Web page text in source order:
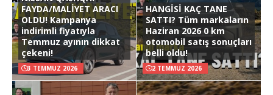
FAYDA/MALİYET ARACI
OLDU! Kampanya
indirimli fiyatıyla
Temmuz ayının dikkat
çekeni!
3 TEMMUZ 2026
HANGİSİ KAÇ TANE
SATTI? Tüm markaların
Haziran 2026 0 km
otomobil satış sonuçları
belli oldu!
2 TEMMUZ 2026